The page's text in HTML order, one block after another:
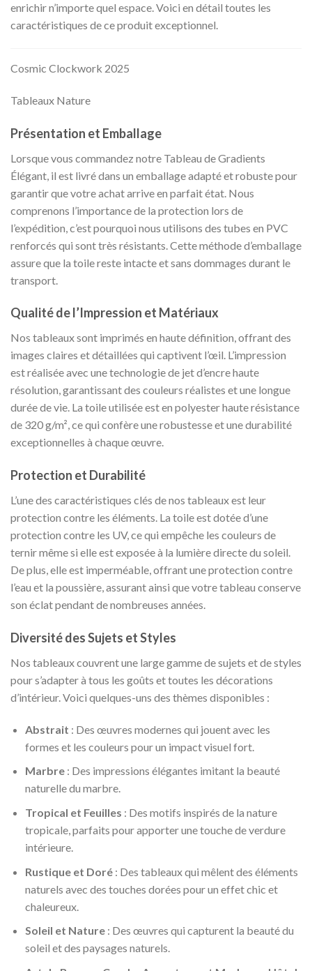
enrichir n’importe quel espace. Voici en détail toutes les
caractéristiques de ce produit exceptionnel.
Cosmic Clockwork 2025
Tableaux Nature
Présentation et Emballage
Lorsque vous commandez notre Tableau de Gradients
Élégant, il est livré dans un emballage adapté et robuste pour
garantir que votre achat arrive en parfait état. Nous
comprenons l’importance de la protection lors de
l’expédition, c’est pourquoi nous utilisons des tubes en PVC
renforcés qui sont très résistants. Cette méthode d’emballage
assure que la toile reste intacte et sans dommages durant le
transport.
Qualité de l’Impression et Matériaux
Nos tableaux sont imprimés en haute définition, offrant des
images claires et détaillées qui captivent l’œil. L’impression
est réalisée avec une technologie de jet d’encre haute
résolution, garantissant des couleurs réalistes et une longue
durée de vie. La toile utilisée est en polyester haute résistance
de 320 g/m², ce qui confère une robustesse et une durabilité
exceptionnelles à chaque œuvre.
Protection et Durabilité
L’une des caractéristiques clés de nos tableaux est leur
protection contre les éléments. La toile est dotée d’une
protection contre les UV, ce qui empêche les couleurs de
ternir même si elle est exposée à la lumière directe du soleil.
De plus, elle est imperméable, offrant une protection contre
l’eau et la poussière, assurant ainsi que votre tableau conserve
son éclat pendant de nombreuses années.
Diversité des Sujets et Styles
Nos tableaux couvrent une large gamme de sujets et de styles
pour s’adapter à tous les goûts et toutes les décorations
d’intérieur. Voici quelques-uns des thèmes disponibles :
Abstrait : Des œuvres modernes qui jouent avec les
formes et les couleurs pour un impact visuel fort.
Marbre: Des impressions élégantes imitant la beauté
naturelle du marbre.
Tropical et Feuilles : Des motifs inspirés de la nature
tropicale, parfaits pour apporter une touche de verdure
intérieure.
Rustique et Doré: Des tableaux qui mêlent des éléments
naturels avec des touches dorées pour un effet chic et
chaleureux.
Soleil et Nature: Des œuvres qui capturent la beauté du
soleil et des paysages naturels.